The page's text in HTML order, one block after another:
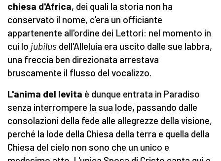
chiesa d'Africa, dei quali la storia non ha
conservato il nome, c'era un officiante
appartenente all'ordine dei Lettori: nel momento in
cui lo jubilus dell'Alleluia era uscito dalle sue labbra,
una freccia ben direzionata arrestava
bruscamente il flusso del vocalizzo.
L'anima del levita è dunque entrata in Paradiso
senza interrompere la sua lode, passando dalle
consolazioni della fede alle allegrezze della visione,
perché la lode della Chiesa della terra e quella della
Chiesa del cielo non sono che un unico e